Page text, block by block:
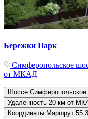
Бережки Парк
Симферопольское
от МКАД
Шоссе Симферопольское
Удаленность 20 км от
Координаты Маршрут